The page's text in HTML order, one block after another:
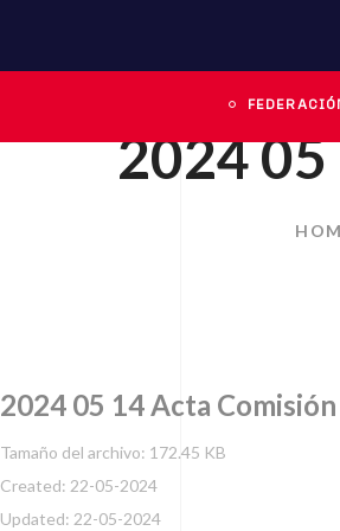
2024 05
2024 05 14 Acta
Tamaño del archivo: 172.45 KB
Created: 22-05-2024
Updated: 22-05-2024